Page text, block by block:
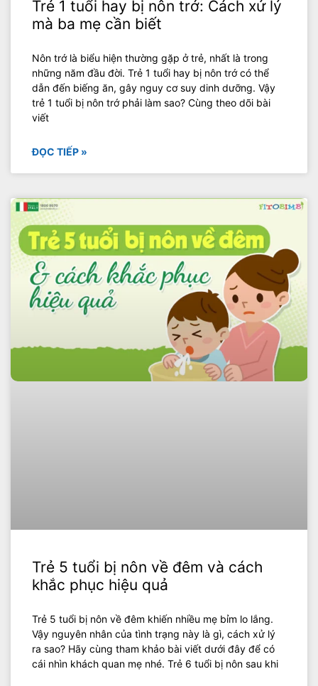
Trẻ 1 tuổi hay bị nôn trớ: Cách xử lý
mà ba mẹ cần biết
Nôn trớ là biểu hiện thường gặp ở trẻ, nhất là trong
những năm đầu đời. Trẻ 1 tuổi hay bị nôn trớ có thể
dẫn đến biếng ăn, gây nguy cơ suy dinh dưỡng. Vậy
trẻ 1 tuổi bị nôn trớ phải làm sao? Cùng theo dõi bài
viết
ĐỌC TIẾP »
Trẻ 5 tuổi bị nôn về đêm và cách
khắc phục hiệu quả
Trẻ 5 tuổi bị nôn về đêm khiến nhiều mẹ bỉm lo lắng.
Vậy nguyên nhân của tình trạng này là gì, cách xử lý
ra sao? Hãy cùng tham khảo bài viết dưới đây để có
cái nhìn khách quan mẹ nhé. Trẻ 6 tuổi bị nôn sau khi